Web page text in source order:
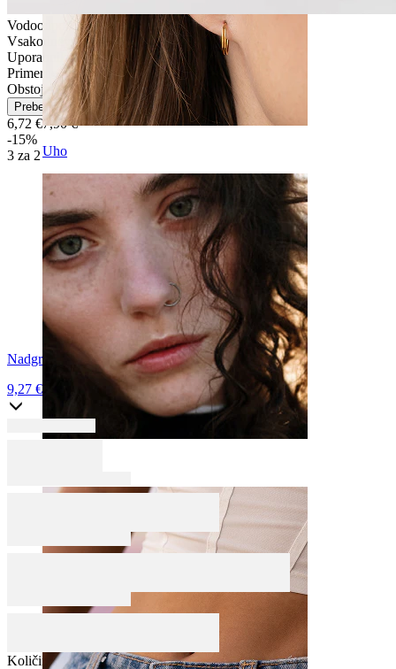
Uho
Vodoodporno
Vsakodnevno nošenje
Uporabniku prijazno
Primerno za večino tipov kože
Obstojen
Preberi več
6,72 €7,90 €
-15%
3 za 2
Nadgradi v titan
9,27 €
Količina: 1 Spremeni